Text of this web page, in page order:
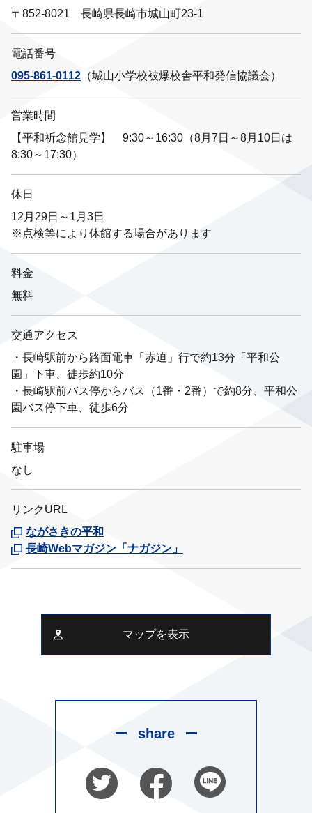
〒852-8021 長崎県長崎市城山町23-1
電話番号
095-861-0112 （城山小学校被爆校舎平和発信協議会）
営業時間
【平和祈念館見学】 9:30～16:30（8月7日～8月10日は
8:30～17:30）
休日
12月29日～1月3日
※点検等により休館する場合があります
料金
無料
交通アクセス
・長崎駅前から路面電車「赤迫」行で約13分「平和公
園」下車、徒歩約10分
・長崎駅前バス停からバス（1番・2番）で約8分、平和公
園バス停下車、徒歩6分
駐車場
なし
リンクURL
ながさきの平和
長崎Webマガジン「ナガジン」
マップを表示
share